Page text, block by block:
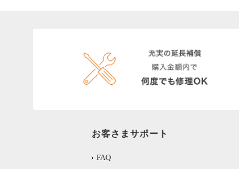
お客さまサポート
FAQ